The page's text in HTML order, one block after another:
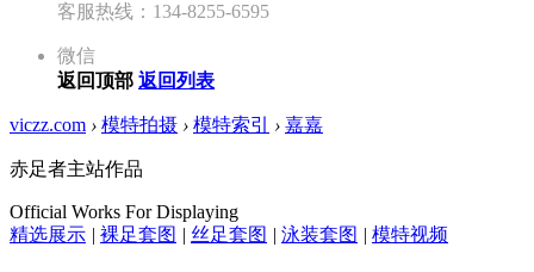
客服热线：134-8255-6595
微信
返回顶部 返回列表
viczz.com › 模特拍摄 › 模特索引 › 嘉嘉
赤足者主站作品
Official Works For Displaying
精选展示 | 裸足套图 | 丝足套图 | 泳装套图 | 模特视频